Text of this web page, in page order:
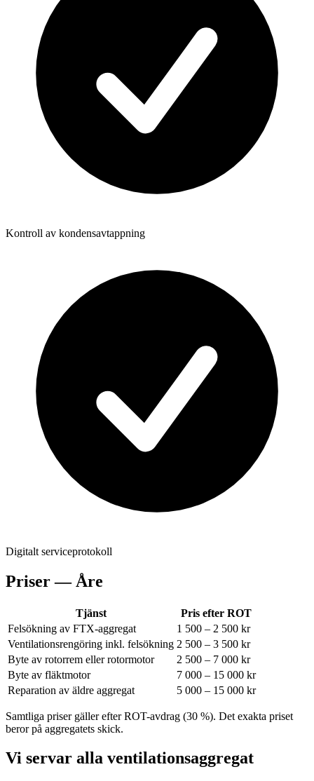
Kontroll av kondensavtappning
Digitalt serviceprotokoll
Priser — Åre
Tjänst
Pris efter ROT
Felsökning av FTX-aggregat
1 500 – 2 500 kr
Ventilationsrengöring inkl. felsökning 2 500 – 3 500 kr
Byte av rotorrem eller rotormotor
2 500 – 7 000 kr
Byte av fläktmotor
7 000 – 15 000 kr
Reparation av äldre aggregat
5 000 – 15 000 kr
Samtliga priser gäller efter ROT-avdrag (30 %). Det exakta priset
beror på aggregatets skick.
Vi servar alla ventilationsaggregat